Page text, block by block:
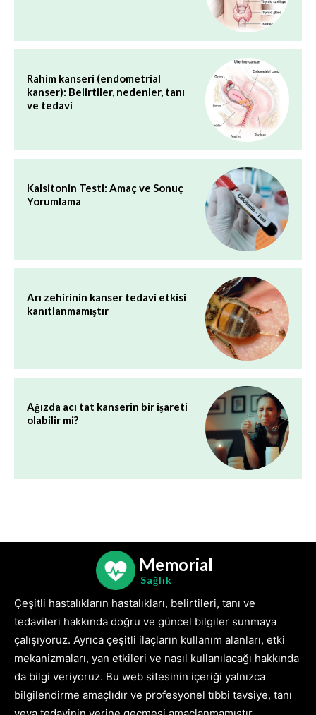
Rahim kanseri (endometrial
kanser): Belirtiler, nedenler, tanı
ve tedavi
Kalsitonin Testi: Amaç ve Sonuç
Yorumlama
Arı zehirinin kanser tedavi etkisi
kanıtlanmamıştır
Ağızda acı tat kanserin bir işareti
olabilir mi?
Memorial
Sağlık
Çeşitli hastalıkların hastalıkları, belirtileri, tanı ve
tedavileri hakkında doğru ve güncel bilgiler sunmaya
çalışıyoruz. Ayrıca çeşitli ilaçların kullanım alanları, etki
mekanizmaları, yan etkileri ve nasıl kullanılacağı hakkında
da bilgi veriyoruz. Bu web sitesinin içeriği yalnızca
bilgilendirme amaçlıdır ve profesyonel tıbbi tavsiye, tanı